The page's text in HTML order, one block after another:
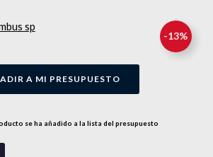
-13%
A MI PRESUPUESTO
se ha añadido a la lista del presupuesto